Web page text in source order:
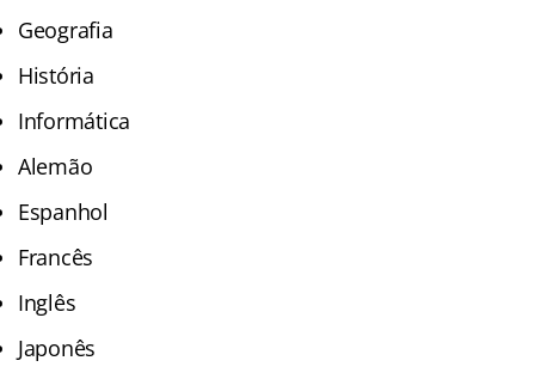
Geografia
História
Informática
Alemão
Espanhol
Francês
Inglês
Japonês